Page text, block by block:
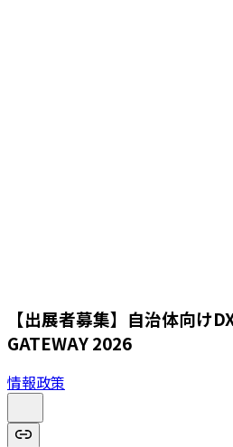
【出展者募集】自治体向け
GATEWAY 2026
情報政策